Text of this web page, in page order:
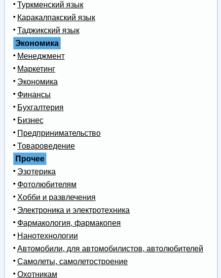
Туркменский язык
Каракалпакский язык
Таджикский язык
Экономика
Менеджмент
Маркетинг
Экономика
Финансы
Бухгалтерия
Бизнес
Предпринимательство
Товароведение
Прочее
Эзотерика
Фотолюбителям
Хобби и развлечения
Электроника и электротехника
Фармакология, фармакопея
Нанотехнологии
Автомобили, для автомобилистов, автолюбителей
Самолеты, самолетостроение
Охотникам